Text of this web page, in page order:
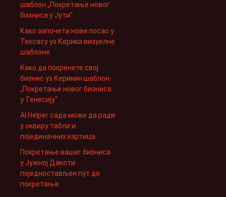
шаблон „Покретање новог
бизниса у Јути“
Како започети нови посао у
Тексасу уз Керика визуелне
шаблоне
Како да покренете свој
бизнис уз Керикин шаблон
„Покретање новог бизниса
у Тенесију“
AI Helper сада може да ради
у оквиру табли и
појединачних картица.
Покретање вашег бизниса
у Јужној Дакоти:
поједностављен пут до
покретања